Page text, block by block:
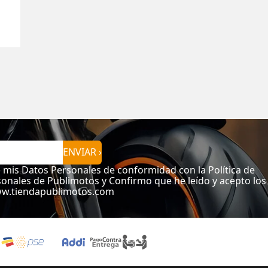
ENVIAR ›
Datos Personales de conformidad con la Política de
de Publimotos y Confirmo que he leído y acepto los